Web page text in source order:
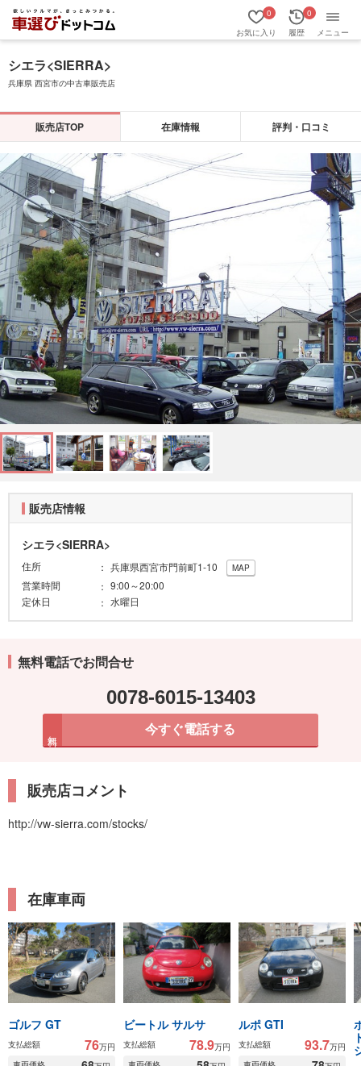
お気に入り
0
履歴
0
メニュー
シエラ<SIERRA>
兵庫県 西宮市の中古車販売店
販売店TOP 在庫情報 評判・口コミ
販売店情報
シエラ<SIERRA>
住所 兵庫県西宮市門前町1-10 MAP
営業時間
9:00～20:00
定休日
水曜日
無料電話でお問合せ
0078-6015-13403
今すぐ電話する
販売店コメント
http://vw-sierra.com/stocks/
在庫車両
ゴルフ GT
支払総額 76万円
ビートル サルサ
支払総額 78.9万円
ルポ GTI
支払総額 93.7万円